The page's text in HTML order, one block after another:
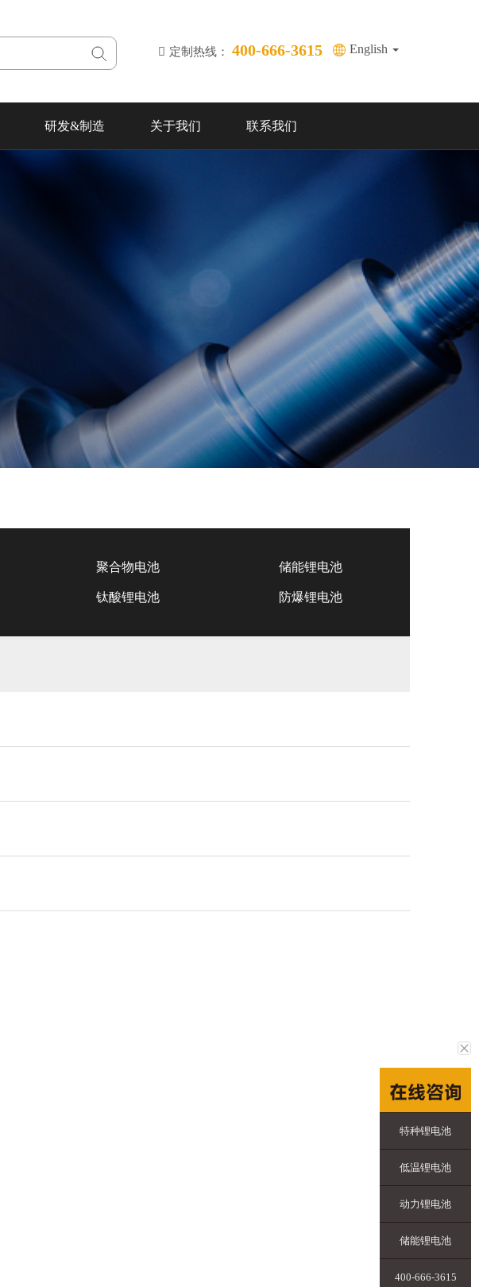
定制热线： 400-666-3615 English
研发&制造 关于我们 联系我们
聚合物电池 储能锂电池
钛酸锂电池 防爆锂电池
特种锂电池
低温锂电池
动力锂电池
储能锂电池
400-666-3615